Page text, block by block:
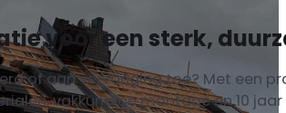
voor een sterk,
of aan vervanging toe? Met een
vakkundige montage en 10